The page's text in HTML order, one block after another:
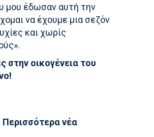
μου έδωσαν αυτή την
να έχουμε μια σεζόν
και χωρίς
στην οικογένεια του
Περισσότερα νέα